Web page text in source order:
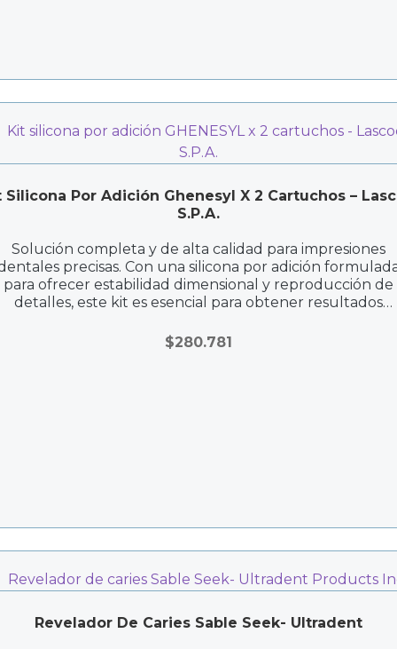
Silicona Por Adición Ghenesyl X 2 Cartuchos –
S.P.A.
Solución completa y de alta calidad para impresiones
precisas. Con una silicona por adición
para ofrecer estabilidad dimensional y reproducción de
detalles, este kit es esencial para obtener resultados
$280.781
Revelador De Caries Sable Seek- Ultradent